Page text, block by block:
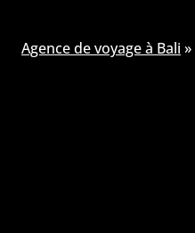
Agence de voyage à Bali »